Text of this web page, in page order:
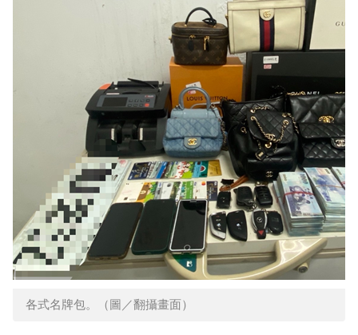
各式名牌包。（圖／翻攝畫面）